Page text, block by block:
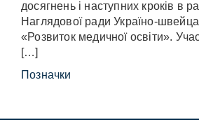
досягнень і наступних кроків в
Наглядової ради Україно-
«Розвиток медичної освіти».
[…]
Позначки